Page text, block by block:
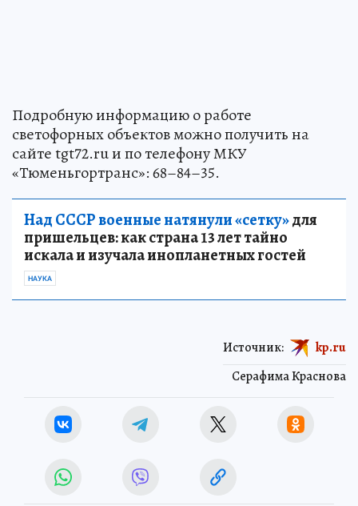
Подробную информацию о работе
светофорных объектов можно получить на
сайте tgt72.ru и по телефону МКУ
«Тюменьгортранс»: 68–84–35.
Над СССР военные натянули «сетку»для
пришельцев: как страна 13 лет тайно
искала и изучала инопланетных гостей
НАУКА
Серафима Краснова
Источник: kp.ru